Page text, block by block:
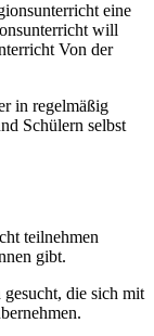
eine
will
Von der
in regelmäßig
Schülern selbst
teilnehmen
gibt.
die sich mit